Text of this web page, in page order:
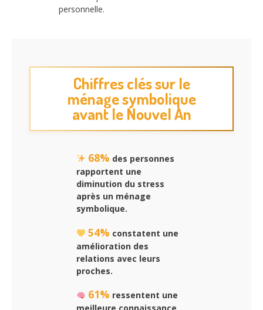
personnelle.
Chiffres clés sur le
ménage symbolique
avant le Nouvel An
68% des personnes
rapportent une
diminution du stress
après un ménage
symbolique.
54% constatent une
amélioration des
relations avec leurs
proches.
61% ressentent une